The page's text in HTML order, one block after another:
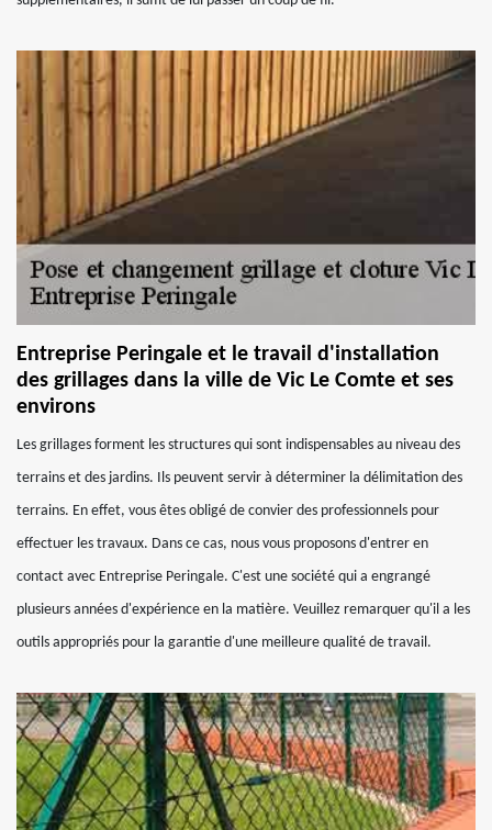
Entreprise Peringale et le travail d'installation
des grillages dans la ville de Vic Le Comte et ses
environs
Les grillages forment les structures qui sont indispensables au niveau des
terrains et des jardins. Ils peuvent servir à déterminer la délimitation des
terrains. En effet, vous êtes obligé de convier des professionnels pour
effectuer les travaux. Dans ce cas, nous vous proposons d'entrer en
contact avec Entreprise Peringale. C'est une société qui a engrangé
plusieurs années d'expérience en la matière. Veuillez remarquer qu'il a les
outils appropriés pour la garantie d'une meilleure qualité de travail.